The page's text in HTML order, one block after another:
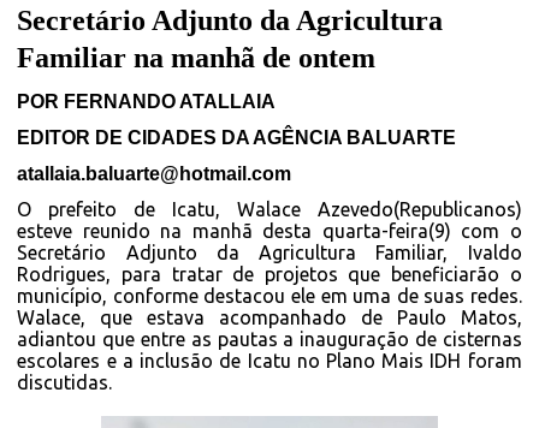
Secretário Adjunto da Agricultura
Familiar na manhã de ontem
POR FERNANDO ATALLAIA
EDITOR DE CIDADES DA AGÊNCIA BALUARTE
atallaia.baluarte@hotmail.com
O prefeito de Icatu, Walace Azevedo(Republicanos)
esteve reunido na manhã desta quarta-feira(9) com o
Secretário Adjunto da Agricultura Familiar, Ivaldo
Rodrigues, para tratar de projetos que beneficiarão o
município, conforme destacou ele em uma de suas redes.
Walace, que estava acompanhado de Paulo Matos,
adiantou que entre as pautas a inauguração de cisternas
escolares e a inclusão de Icatu no Plano Mais IDH foram
discutidas.